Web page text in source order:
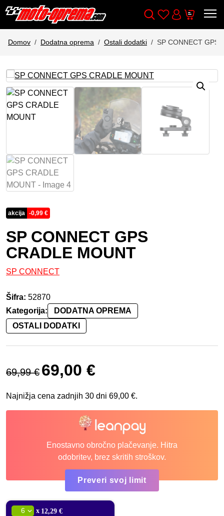
Wishlist
Cart
Domov Dodatna oprema Ostali dodatki SP CONNECT GPS
akcija -0,99 €
SP CONNECT GPS
CRADLE MOUNT
SP CONNECT
Šifra: 52870
Kategorija:
DODATNA OPREMA
OSTALI DODATKI
69,99€
Izvirna cena je bila: 69,99 €.
69,00 €
Najnižja cena zadnjih 30 dni 69,00 €.
Enostavno obročno plačevanje. Hitra
odobritev, brez skritih stroškov.
Preveri svoj limit
x 12,29 €